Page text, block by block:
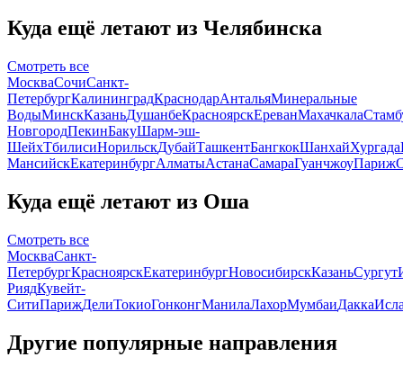
Куда ещё летают из Челябинска
Смотреть все
МоскваСочиСанкт-
ПетербургКалининградКраснодарАнтальяМинеральные
ВодыМинскКазаньДушанбеКрасноярскЕреванМахачкала
НовгородПекинБакуШарм-эш-
ШейхТбилисиНорильскДубайТашкентБангкокШанхайХургада
МансийскЕкатеринбургАлматыАстанаСамараГуанчжоуПариж
Куда ещё летают из Оша
Смотреть все
МоскваСанкт-
ПетербургКрасноярскЕкатеринбургНовосибирскКазаньСургут
РиядКувейт-
СитиПарижДелиТокиоГонконгМанилаЛахорМумбаиДакка
Другие популярные направления